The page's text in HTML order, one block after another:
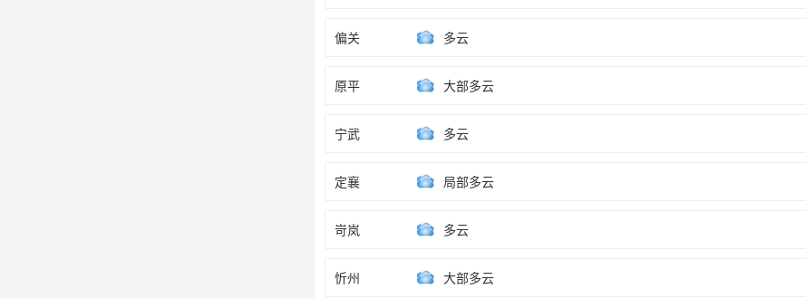
偏关 多云
原平 大部多云
宁武 多云
定襄 局部多云
岢岚 多云
忻州 大部多云